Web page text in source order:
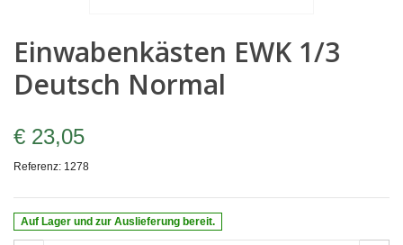
Einwabenkästen EWK 1/3
Deutsch Normal
€ 23,05
Referenz: 1278
Auf Lager und zur Auslieferung bereit.